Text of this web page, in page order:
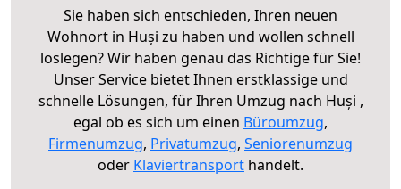
Sie haben sich entschieden, Ihren neuen
Wohnort in Huși zu haben und wollen schnell
loslegen? Wir haben genau das Richtige für Sie!
Unser Service bietet Ihnen erstklassige und
schnelle Lösungen, für Ihren Umzug nach Huși ,
egal ob es sich um einen Büroumzug,
Firmenumzug, Privatumzug, Seniorenumzug
oder Klaviertransport handelt.